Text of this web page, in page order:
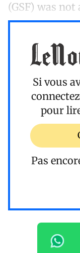
(GSF) was not
Si vous
pour
Pas